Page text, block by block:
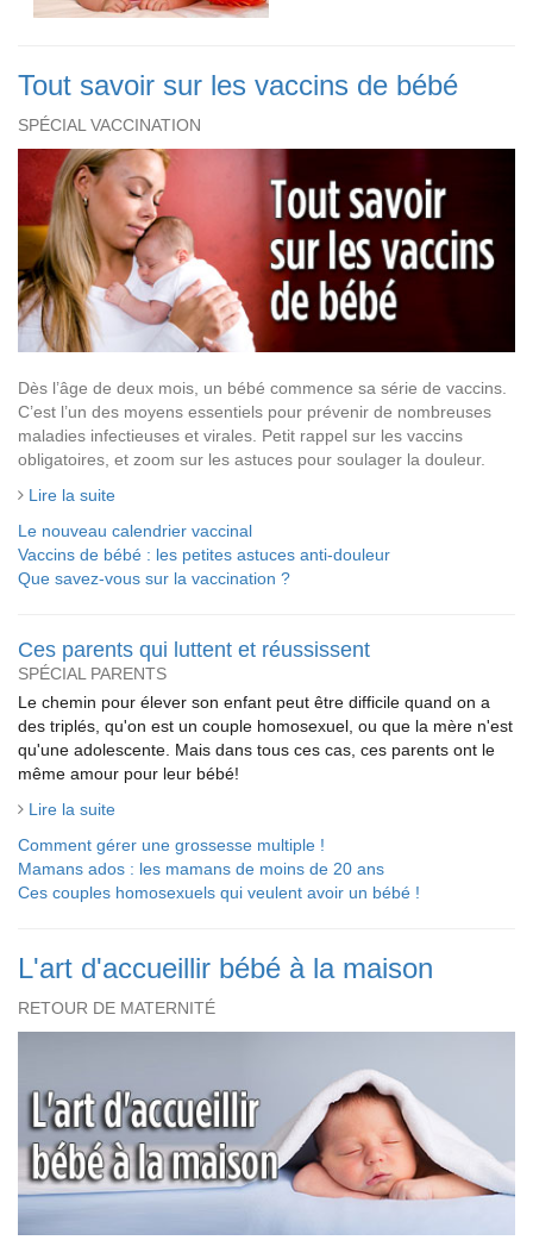
Tout savoir sur les vaccins de bébé
SPÉCIAL VACCINATION
Dès l’âge de deux mois, un bébé commence sa série de vaccins.
C’est l’un des moyens essentiels pour prévenir de nombreuses
maladies infectieuses et virales. Petit rappel sur les vaccins
obligatoires, et zoom sur les astuces pour soulager la douleur.
Lire la suite
Le nouveau calendrier vaccinal
Vaccins de bébé : les petites astuces anti-douleur
Que savez-vous sur la vaccination ?
Ces parents qui luttent et réussissent
SPÉCIAL PARENTS
Le chemin pour élever son enfant peut être difficile quand on a
des triplés, qu'on est un couple homosexuel, ou que la mère n'est
qu'une adolescente. Mais dans tous ces cas, ces parents ont le
même amour pour leur bébé!
Lire la suite
Comment gérer une grossesse multiple !
Mamans ados : les mamans de moins de 20 ans
Ces couples homosexuels qui veulent avoir un bébé !
L'art d'accueillir bébé à la maison
RETOUR DE MATERNITÉ